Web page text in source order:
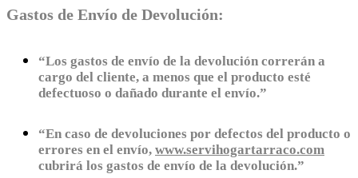
Gastos de Envío de Devolución:
“Los gastos de envío de la devolución correrán a
cargo del cliente, a menos que el producto esté
defectuoso o dañado durante el envío.”
“En caso de devoluciones por defectos del producto o
errores en el envío, www.servihogartarraco.com
cubrirá los gastos de envío de la devolución.”